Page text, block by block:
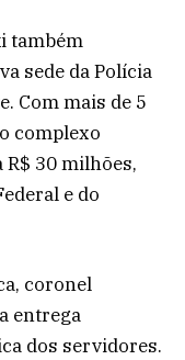
também
sede da Polícia
Com mais de 5
complexo
30 milhões,
e do
coronel
entrega
dos servidores.